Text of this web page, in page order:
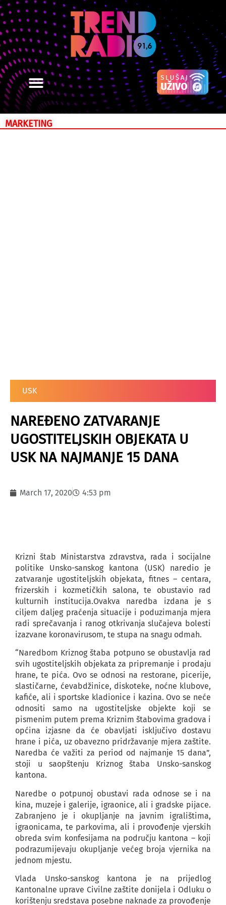
MARKETING
USK
NAREĐENO ZATVARANJE
UGOSTITELJSKIH OBJEKATA U
USK NA NAJMANJE 15 DANA
March 17, 2020 4:53 pm
Krizni štab Ministarstva zdravstva, rada i socijalne
politike Unsko-sanskog kantona (USK) naredio je
zatvaranje ugostiteljskih objekata, fitnes – centara,
frizerskih i kozmetičkih salona, te obustavio rad
kulturnih institucija.Ovakva naredba izdana je s
ciljem daljeg praćenja situacije i poduzimanja mjera
radi sprečavanja i ranog otkrivanja slučajeva bolesti
izazvane koronavirusom, te stupa na snagu odmah.
“Naredbom Kriznog štaba potpuno se obustavlja rad
svih ugostiteljskih objekata za pripremanje i prodaju
hrane, te pića. Ovo se odnosi na restorane, picerije,
slastičarne, ćevabdžinice, diskoteke, noćne klubove,
kafiće, ali i sportske kladionice i kazina. Ovo se neće
odnositi samo na ugostiteljske objekte koji se
pismenim putem prema Kriznim štabovima gradova i
općina izjasne da će obavljati isključivo dostavu
hrane i pića, uz obavezno pridržavanje mjera zaštite.
Naredba će važiti za period od najmanje 15 dana”,
stoji u saopštenju Kriznog štaba Unsko-sanskog
kantona.
Naredbe o potpunoj obustavi rada odnose se i na
kina, muzeje i galerije, igraonice, ali i gradske pijace.
Zabranjeno je i okupljanje na javnim igralištima,
igraonicama, te parkovima, ali i provođenje vjerskih
obreda svim konfesijama na području kantona – koji
podrazumijevaju okupljanje većeg broja vjernika na
jednom mjestu.
Vlada Unsko-sanskog kantona je na prijedlog
Kantonalne uprave Civilne zaštite donijela i Odluku o
korištenju sredstava posebne naknade za provođenje